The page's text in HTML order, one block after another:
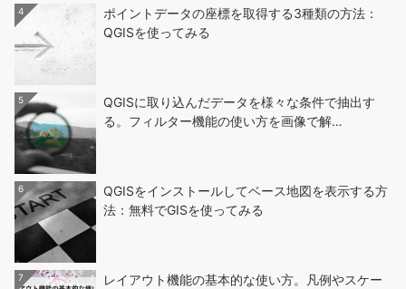
4
ポイントデータの座標を取得する3種類の方法：
QGISを使ってみる
5
QGISに取り込んだデータを様々な条件で抽出す
る。フィルター機能の使い方を画像で解…
6
QGISをインストールしてベース地図を表示する方
法：無料でGISを使ってみる
7
レイアウト機能の基本的な使い方。凡例やスケー